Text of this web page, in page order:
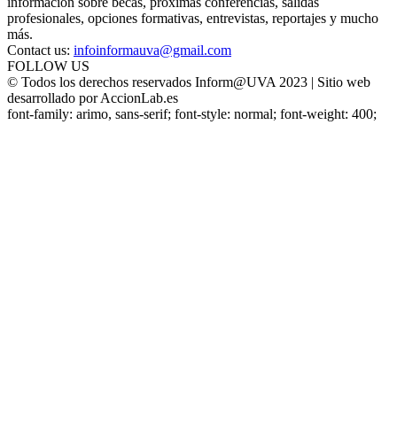
profesionales, opciones formativas, entrevistas, reportajes y mucho
más.
Contact us: infoinformauva@gmail.com
FOLLOW US
© Todos los derechos reservados Inform@UVA 2023 | Sitio web
desarrollado por AccionLab.es
font-family: arimo, sans-serif; font-style: normal; font-weight: 400;